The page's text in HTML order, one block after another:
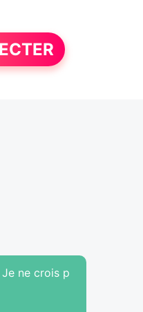
ne crois p